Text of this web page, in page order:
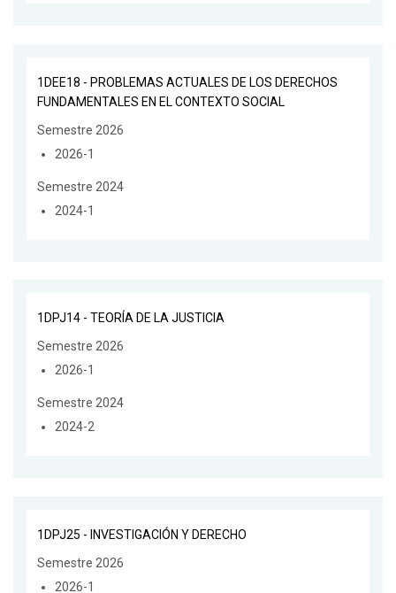
1DEE18 - PROBLEMAS ACTUALES DE LOS DERECHOS
FUNDAMENTALES EN EL CONTEXTO SOCIAL
Semestre 2026
2026-1
Semestre 2024
2024-1
1DPJ14 - TEORÍA DE LA JUSTICIA
Semestre 2026
2026-1
Semestre 2024
2024-2
1DPJ25 - INVESTIGACIÓN Y DERECHO
Semestre 2026
2026-1